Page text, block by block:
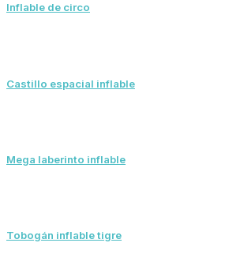
Inflable de circo
Castillo espacial inflable
Mega laberinto inflable
Tobogán inflable tigre